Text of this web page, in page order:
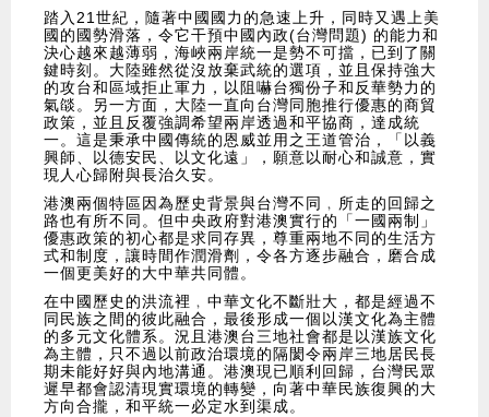
踏入21世紀，隨著中國國力的急速上升，同時又遇上美
國的國勢滑落，令它干預中國內政(台灣問題) 的能力和
決心越來越薄弱，海峽兩岸統一是勢不可擋，已到了關
鍵時刻。大陸雖然從沒放棄武統的選項，並且保持強大
的攻台和區域拒止軍力，以阻嚇台獨份子和反華勢力的
氣燄。另一方面，大陸一直向台灣同胞推行優惠的商貿
政策，並且反覆強調希望兩岸透過和平協商，達成統
一。這是秉承中國傳統的恩威並用之王道管治，「以義
興師、以德安民、以文化遠」，願意以耐心和誠意，實
現人心歸附與長治久安。
港澳兩個特區因為歷史背景與台灣不同﹐所走的回歸之
路也有所不同。但中央政府對港澳實行的「一國兩制」
優惠政策的初心都是求同存異，尊重兩地不同的生活方
式和制度，讓時間作潤滑劑，令各方逐步融合，磨合成
一個更美好的大中華共同體。
在中國歷史的洪流裡﹐中華文化不斷壯大，都是經過不
同民族之間的彼此融合，最後形成一個以漢文化為主體
的多元文化體系。況且港澳台三地社會都是以漢族文化
為主體，只不過以前政治環境的隔閡令兩岸三地居民長
期未能好好與內地溝通。港澳現已順利回歸，台灣民眾
遲早都會認清現實環境的轉變，向著中華民族復興的大
方向合攏，和平統一必定水到渠成。